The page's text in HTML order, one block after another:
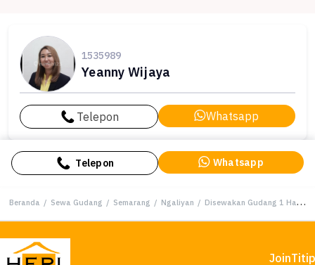
1535989
Yeanny Wijaya
Telepon Whatsapp
Telepon Whatsapp
Beranda / Sewa Gudang / Semarang / Ngaliyan / Disewakan Gudang 1 Ha di Kic Gatsu Semarang
Join